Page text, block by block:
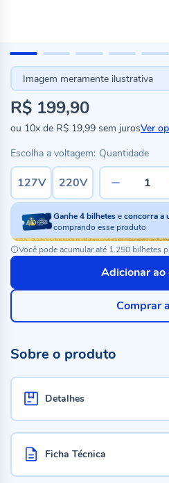
Imagem meramente ilustrativa
R$ 199,90
ou 10x de R$ 19,99 sem jurosVer
Escolha a voltagem:
127V 220V
Quantidade
Ganhe4bilheteseconcorra a
comprando esse produto
Você pode acumular até 1.250 bilhetes
Adicionar ao
Comprar
Sobre o produto
Detalhes
Ficha Técnica